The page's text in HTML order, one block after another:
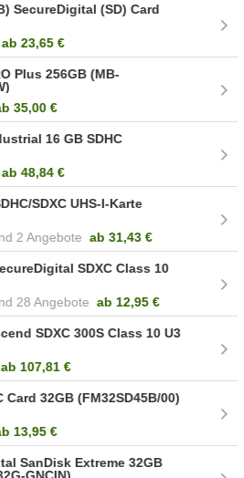
SecureDigital (SD) Card
ab 23,65 €
Plus 256GB (MB-
35,00 €
16 GB SDHC
ab48,84 €
SDXC UHS-I-Karte
2 Angebote ab 31,43 €
SDXC Class 10
28 Angebote ab 12,95 €
SDXC 300S Class 10 U3
ab 107,81 €
Card 32GB (FM32SD45B/00)
13,95 €
SanDisk Extreme 32GB
GNCIN)